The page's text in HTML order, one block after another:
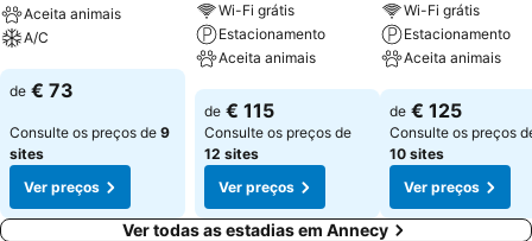
Aceita animais
A/C
Ver preços
de € 73
Consulte os preços de 9
sites
Ver preços
Wi-Fi grátis
Estacionamento
Aceita animais
Ver preços
de € 115
Consulte os preços de
12 sites
Ver preços
Wi-Fi grátis
Estacionamento
Aceita animais
Ver preços
de € 125
Consulte os preços
10 sites
Ver preços
Ver todas as estadias em Annecy